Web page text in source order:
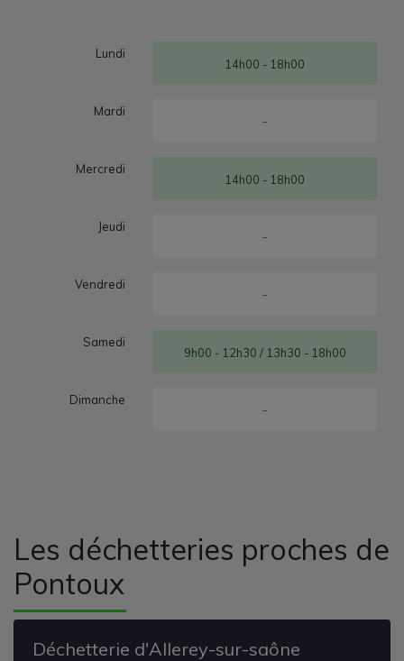
Les déchetteries proches de
Pontoux
Déchetterie d'Allerey-sur-saône
Lundi
14h00 - 18h00
Mardi
-
Mercredi
14h00 - 18h00
Jeudi
-
Vendredi
-
Samedi
9h00 - 12h30 / 13h30 - 18h00
Dimanche
-